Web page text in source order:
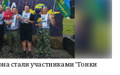
стали участниками "Гонки